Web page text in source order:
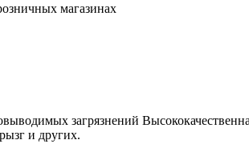
магазинах
загрязнений
и других.